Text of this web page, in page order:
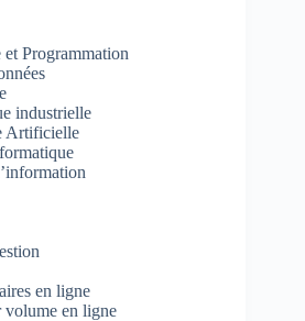
Programmation
industrielle
Artificielle
en ligne
volume en ligne